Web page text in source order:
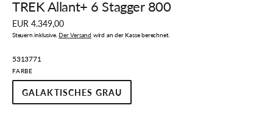
TREK Allant+ 6 Stagger 800
Regulärer
Preis
EUR 4.349,00
Steuern inklusive. Der Versand wird an der Kasse berechnet.
Artikelnummer:
5313771
FARBE
GALAKTISCHES GRAU
VARIANTE